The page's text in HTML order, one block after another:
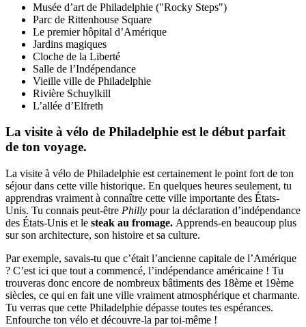
Musée d’art de Philadelphie ("Rocky Steps")
Parc de Rittenhouse Square
Le premier hôpital d’Amérique
Jardins magiques
Cloche de la Liberté
Salle de l’Indépendance
Vieille ville de Philadelphie
Rivière Schuylkill
L’allée d’Elfreth
La visite à vélo de Philadelphie est le début parfait
de ton voyage.
La visite à vélo de Philadelphie est certainement le point fort de ton
séjour dans cette ville historique. En quelques heures seulement, tu
apprendras vraiment à connaître cette ville importante des États-
Unis. Tu connais peut-être Philly pour la déclaration d’indépendance
des États-Unis et le steak au fromage. Apprends-en beaucoup plus
sur son architecture, son histoire et sa culture.
Par exemple, savais-tu que c’était l’ancienne capitale de l’Amérique
? C’est ici que tout a commencé, l’indépendance américaine ! Tu
trouveras donc encore de nombreux bâtiments des 18ème et 19ème
siècles, ce qui en fait une ville vraiment atmosphérique et charmante.
Tu verras que cette Philadelphie dépasse toutes tes espérances.
Enfourche ton vélo et découvre-la par toi-même !